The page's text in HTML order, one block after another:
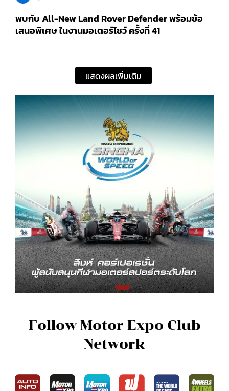
พบกับ All-New Land Rover Defender พร้อมข้อ
เสนอพิเศษ ในงานมอเตอร์โชว์ ครั้งที่ 41
แสดงผลเพิ่มเติม
Follow Motor Expo Club
Network